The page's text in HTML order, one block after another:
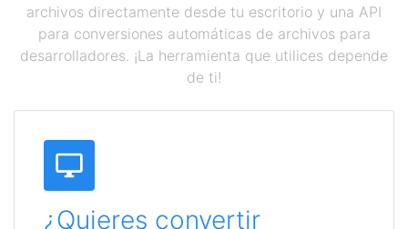
archivos directamente desde tu escritorio y una API
para conversiones automáticas de archivos para
desarrolladores. ¡La herramienta que utilices depende
de ti!
¿Quieres convertir